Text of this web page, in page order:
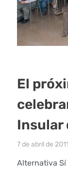
El
Insular
7 de abril de 2011
Alternativa Sí